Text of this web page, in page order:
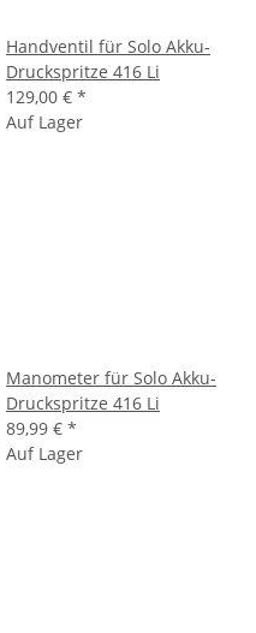
Handventil für Solo Akku-
Druckspritze 416 Li
129,00 € *
Auf Lager
Manometer für Solo Akku-
Druckspritze 416 Li
89,99 € *
Auf Lager